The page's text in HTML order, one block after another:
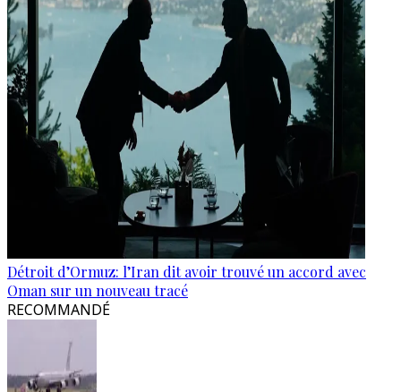
Détroit d’Ormuz: l’Iran dit avoir trouvé un accord avec
Oman sur un nouveau tracé
RECOMMANDÉ